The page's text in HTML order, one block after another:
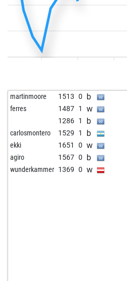
martinmoore 1513 0 b
ferres 1487 1 w
1286 1 b
carlosmontero 1529 1 b
ekki 1651 0 w
agiro 1567 0 b
wunderkammer 1369 0 w